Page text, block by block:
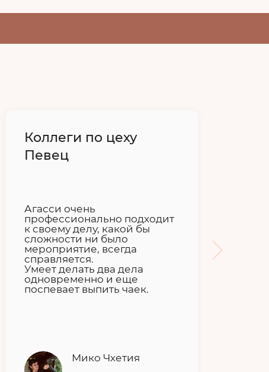
Коллеги по цеху
Певец
Агасси очень
профессионально подходит
к своему делу, какой бы
сложности ни было
мероприятие, всегда
справляется.
Умеет делать два дела
одновременно и еще
поспевает выпить чаек.
Мико Чхетия